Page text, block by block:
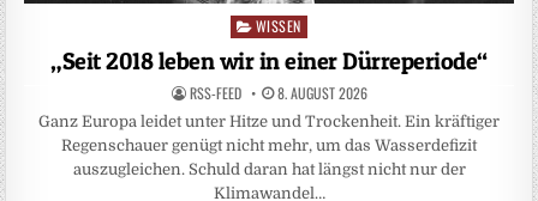
Posted
in
WISSEN
„Seit 2018 leben wir in einer Dürreperiode“
RSS-FEED 8. AUGUST 2026
Ganz Europa leidet unter Hitze und Trockenheit. Ein kräftiger
Regenschauer genügt nicht mehr, um das Wasserdefizit
auszugleichen. Schuld daran hat längst nicht nur der
Klimawandel…